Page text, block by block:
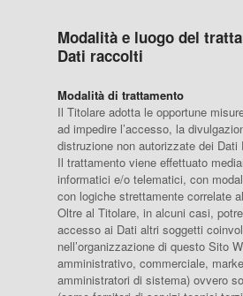
Modalità e luogo del
Dati raccolti
Modalità di trattamento
Il Titolare adotta le opportune
ad impedire l’accesso, la
distruzione non autorizzate dei Dati
Il trattamento viene effettuato
informatici e/o telematici, con
con logiche strettamente correlate
Oltre al Titolare, in alcuni casi,
accesso ai Dati altri soggetti
nell’organizzazione di questo Sito
amministrativo, commerciale,
amministratori di sistema) ovvero